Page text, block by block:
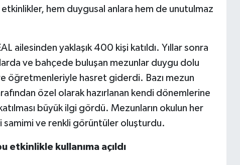
hem duygusal anlara hem de unutulmaz
ailesinden yaklaşık 400 kişi katıldı. Yıllar sonra
ve bahçede buluşan mezunlar duygu dolu
öğretmenleriyle hasret giderdi. Bazı mezun
özel olarak hazırlanan kendi dönemlerine
büyük ilgi gördü. Mezunların okulun her
samimi ve renkli görüntüler oluşturdu.
etkinlikle kullanıma açıldı